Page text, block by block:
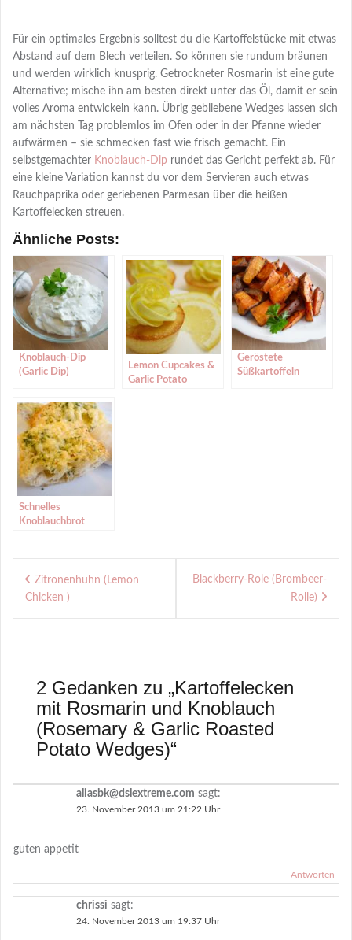
Für ein optimales Ergebnis solltest du die Kartoffelstücke mit etwas
Abstand auf dem Blech verteilen. So können sie rundum bräunen
und werden wirklich knusprig. Getrockneter Rosmarin ist eine gute
Alternative; mische ihn am besten direkt unter das Öl, damit er sein
volles Aroma entwickeln kann. Übrig gebliebene Wedges lassen sich
am nächsten Tag problemlos im Ofen oder in der Pfanne wieder
aufwärmen – sie schmecken fast wie frisch gemacht. Ein
selbstgemachter Knoblauch-Dip rundet das Gericht perfekt ab. Für
eine kleine Variation kannst du vor dem Servieren auch etwas
Rauchpaprika oder geriebenen Parmesan über die heißen
Kartoffelecken streuen.
Ähnliche Posts:
Knoblauch-Dip
(Garlic Dip)
Lemon Cupcakes &
Garlic Potato
Geröstete
Süßkartoffeln
Schnelles
Knoblauchbrot
Beitragsnavigation
Zitronenhuhn (Lemon
Chicken )
Blackberry-Role (Brombeer-
Rolle)
2 Gedanken zu „Kartoffelecken
mit Rosmarin und Knoblauch
(Rosemary & Garlic Roasted
Potato Wedges)“
aliasbk@dslextreme.com sagt:
23. November 2013 um 21:22 Uhr
guten appetit
Antworten
chrissi sagt:
24. November 2013 um 19:37 Uhr